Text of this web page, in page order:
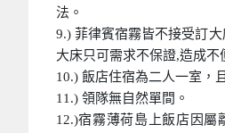
法。
9.) 菲律賓宿霧皆不接受訂
大床只可需求不保證,造成不
10.) 飯店住宿為二人一室，
11.) 領隊無自然單間。
12.)宿霧薄荷島上飯店因屬